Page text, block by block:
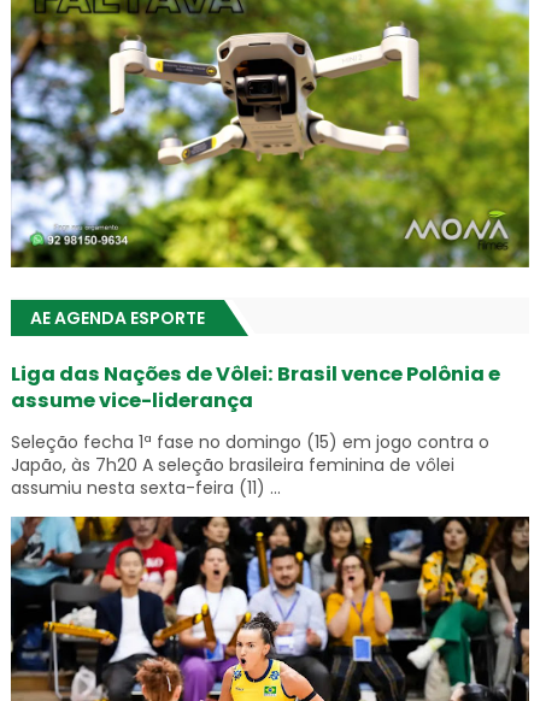
AE AGENDA ESPORTE
Liga das Nações de Vôlei: Brasil vence Polônia e
assume vice-liderança
Seleção fecha 1ª fase no domingo (15) em jogo contra o
Japão, às 7h20 A seleção brasileira feminina de vôlei
assumiu nesta sexta-feira (11) ...